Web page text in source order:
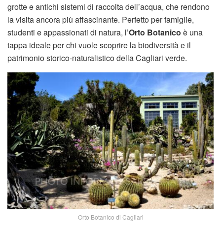
grotte e antichi sistemi di raccolta dell’acqua, che rendono
la visita ancora più affascinante. Perfetto per famiglie,
studenti e appassionati di natura, l’Orto Botanico è una
tappa ideale per chi vuole scoprire la biodiversità e il
patrimonio storico-naturalistico della Cagliari verde.
Orto Botanico di Cagliari